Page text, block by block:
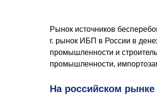
Рынок источников
г. рынок ИБП в России в
промышленности и
промышленности,
На российском